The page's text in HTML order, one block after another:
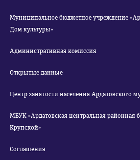
Муниципальное бюджетное учреждение «Ардатовский районный
Дом культуры»
Административная комиссия
Открытые данные
Центр занятости населения Ардатовского
МБУК «Ардатовская центральная районная
Крупской»
Соглашения